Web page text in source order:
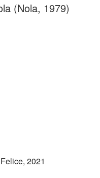
(Nola, 1979)
2021